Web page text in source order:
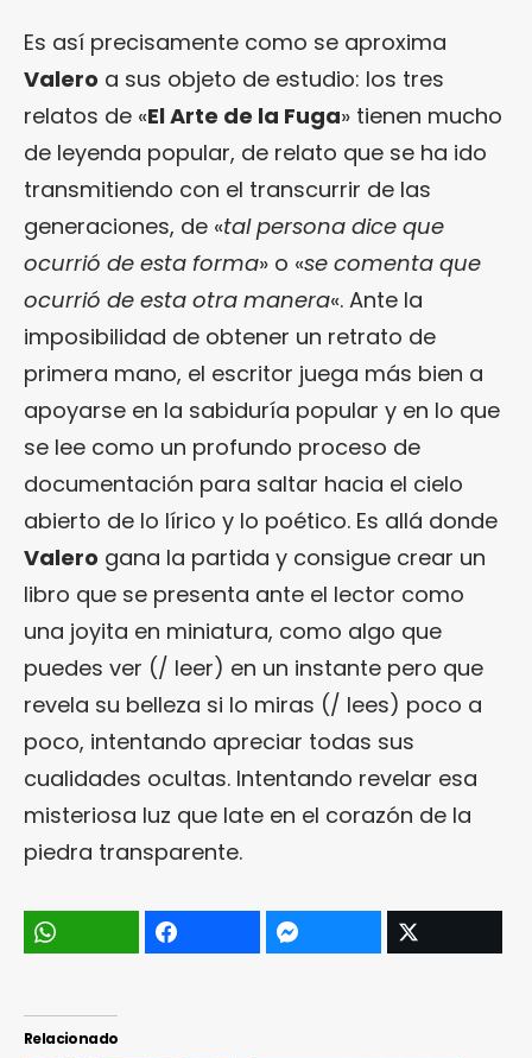
Es así precisamente como se aproxima
Valero a sus objeto de estudio: los tres
relatos de «El Arte de la Fuga» tienen mucho
de leyenda popular, de relato que se ha ido
transmitiendo con el transcurrir de las
generaciones, de «tal persona dice que
ocurrió de esta forma» o «se comenta que
ocurrió de esta otra manera«. Ante la
imposibilidad de obtener un retrato de
primera mano, el escritor juega más bien a
apoyarse en la sabiduría popular y en lo que
se lee como un profundo proceso de
documentación para saltar hacia el cielo
abierto de lo lírico y lo poético. Es allá donde
Valero gana la partida y consigue crear un
libro que se presenta ante el lector como
una joyita en miniatura, como algo que
puedes ver (/ leer) en un instante pero que
revela su belleza si lo miras (/ lees) poco a
poco, intentando apreciar todas sus
cualidades ocultas. Intentando revelar esa
misteriosa luz que late en el corazón de la
piedra transparente.
Relacionado